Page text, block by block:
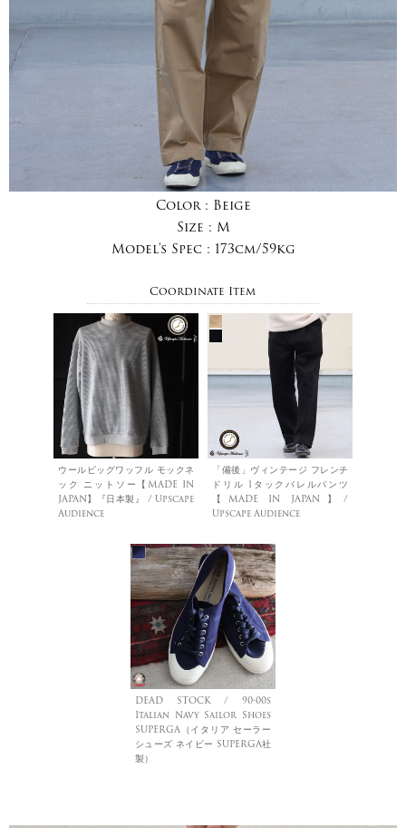
Color : Beige
Size : M
Model's Spec : 173cm/59kg
Coordinate Item
ウールビッグワッフル モックネ
ック ニットソー【MADE IN
JAPAN】『日本製』 / Upscape
Audience
「備後」ヴィンテージ フレンチ
ドリル 1タックバレルパンツ
【MADE IN JAPAN】/
Upscape Audience
DEAD STOCK / 90-00s
Italian Navy Sailor Shoes
SUPERGA（イタリア セーラー
シューズ ネイビー SUPERGA社
製）